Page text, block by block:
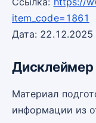
item_code=1861
Дата: 22.12.2025
Дисклеймер
Материал
информации из